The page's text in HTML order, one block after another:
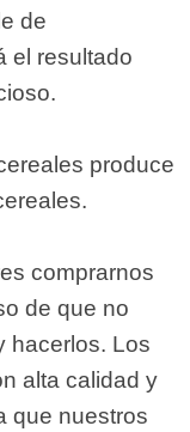
de
el resultado
produce
comprarnos
de que no
hacerlos. Los
alta calidad y
que nuestros